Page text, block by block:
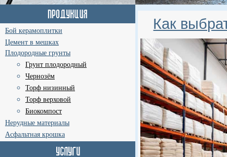
Бой керамоплитки
Цемент в мешках
Плодородные грунты
Грунт плодородный
Чернозём
Торф низинный
Торф верховой
Биокомпост
Нерудные материалы
Асфальтная крошка
Как